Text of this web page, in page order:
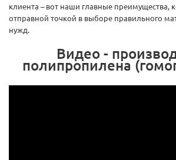
клиента – вот наши главные преимущества,
отправной точкой в выборе правильного
нужд.
Видео -
полипропилена